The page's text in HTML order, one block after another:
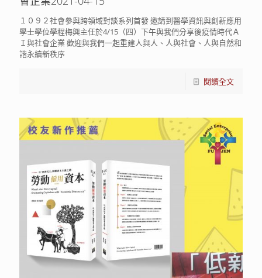
１０９２社會參與跨領域對談系列首發 邀請到醫學資訊與創新應用
學士學位學程梅興主任於4/15（四）下午與我們分享後疫情時代Ａ
Ｉ與社會企業 歡迎與我們一起重建人與人、人與社會、人與自然和
諧永續新秩序
閱讀全文